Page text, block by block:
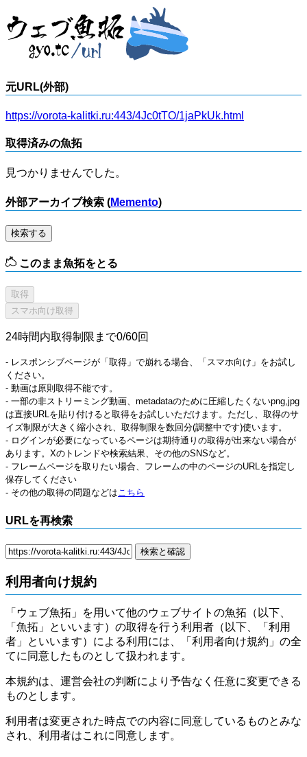
元URL(外部)
https://vorota-kalitki.ru:443/4Jc0tTO/1jaPkUk.html
取得済みの魚拓
見つかりませんでした。
外部アーカイブ検索 (Memento)
検索する
このまま魚拓をとる
24時間内取得制限まで0/60回
- レスポンシブページが「取得」で崩れる場合、「スマホ向け」をお試し
ください。
- 動画は原則取得不能です。
- 一部の非ストリーミング動画、metadataのために圧縮したくないpng,jpg
は直接URLを貼り付けると取得をお試しいただけます。ただし、取得のサ
イズ制限が大きく縮小され、取得制限を数回分(調整中です)使います。
- ログインが必要になっているページは期待通りの取得が出来ない場合が
あります。Xのトレンドや検索結果、その他のSNSなど。
- フレームページを取りたい場合、フレームの中のページのURLを指定し
保存してください
- その他の取得の問題などはこちら
URLを再検索
利用者向け規約
「ウェブ魚拓」を用いて他のウェブサイトの魚拓（以下、
「魚拓」といいます）の取得を行う利用者（以下、「利用
者」といいます）による利用には、「利用者向け規約」の全
てに同意したものとして扱われます。
本規約は、運営会社の判断により予告なく任意に変更できる
ものとします。
利用者は変更された時点での内容に同意しているものとみな
され、利用者はこれに同意します。